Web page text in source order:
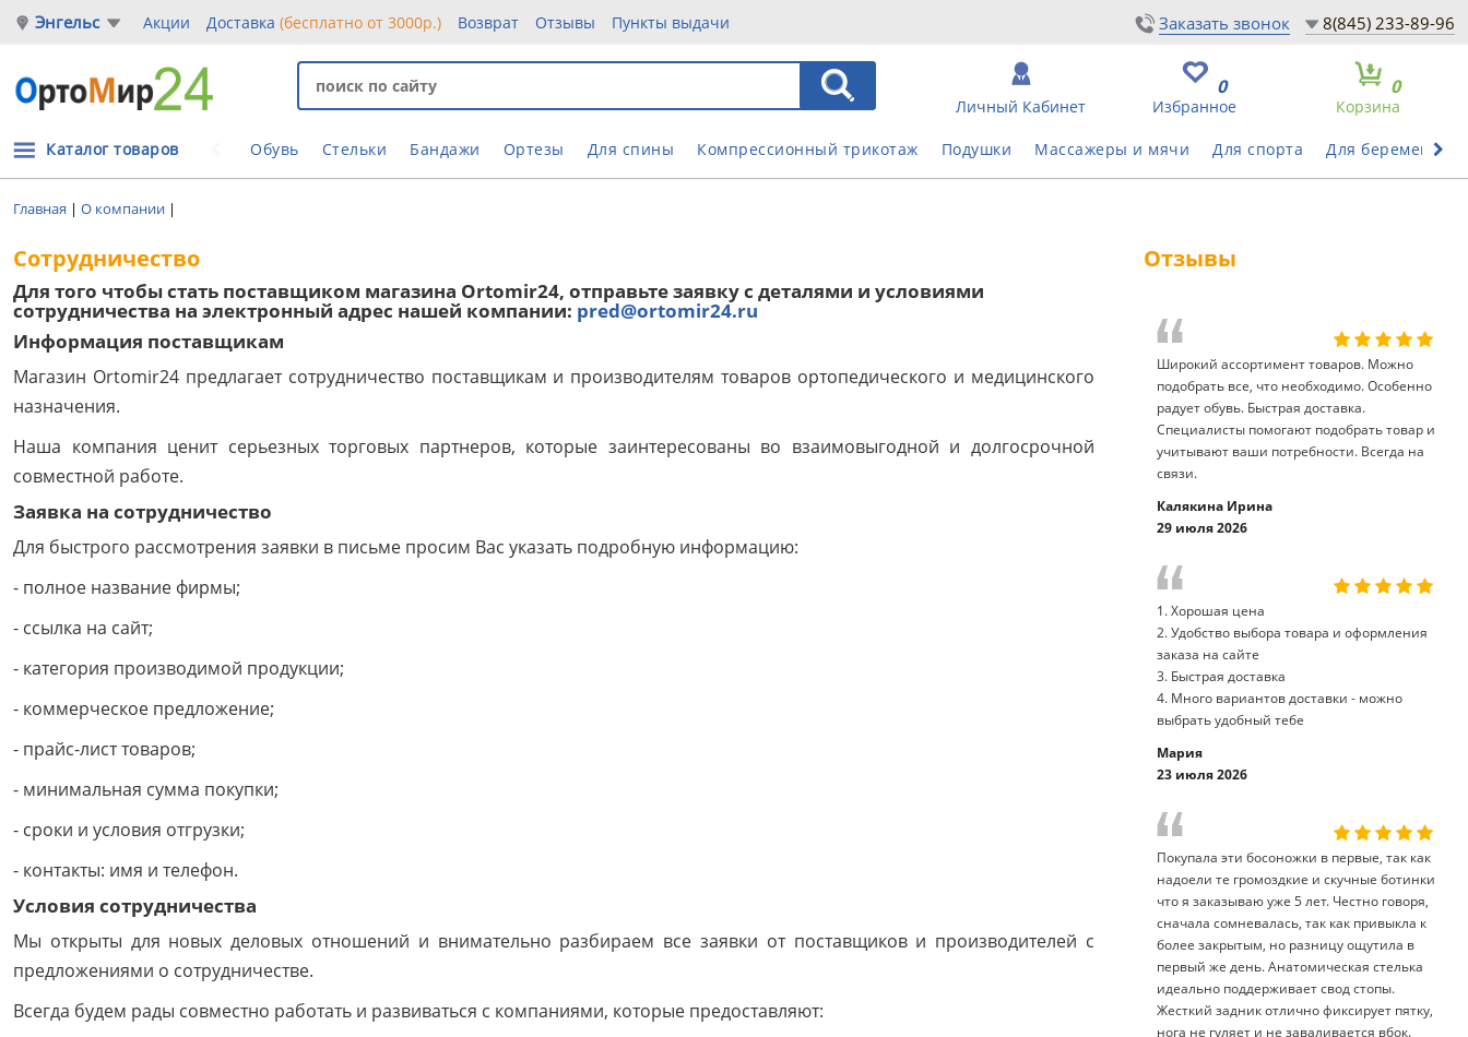
Энгельс Акции Доставка(бесплатно от 3000р.) Возврат Отзывы Пункты выдачи Заказать звонок 8(845) 233-89-96
Корзина
0
Избранное
0
Личный Кабинет
Обувь Стельки Бандажи Ортезы Для спины Компрессионный трикотаж Подушки Массажеры и мячи Для спорта Для беременных
Каталог товаров
Главная | О компании |
Сотрудничество
Для того чтобы стать поставщиком магазина Ortomir24, отправьте заявку с деталями и условиями
сотрудничества на электронный адрес нашей компании: pred@ortomir24.ru
Информация поставщикам
Магазин Ortomir24 предлагает сотрудничество поставщикам и производителям товаров ортопедического и медицинского
назначения.
Наша компания ценит серьезных торговых партнеров, которые заинтересованы во взаимовыгодной и долгосрочной
совместной работе.
Заявка на сотрудничество
Для быстрого рассмотрения заявки в письме просим Вас указать подробную информацию:
- полное название фирмы;
- ссылка на сайт;
- категория производимой продукции;
- коммерческое предложение;
- прайс-лист товаров;
- минимальная сумма покупки;
- сроки и условия отгрузки;
- контакты: имя и телефон.
Условия сотрудничества
Мы открыты для новых деловых отношений и внимательно разбираем все заявки от поставщиков и производителей с
предложениями о сотрудничестве.
Всегда будем рады совместно работать и развиваться с компаниями, которые предоставляют:
Отзывы
Широкий ассортимент товаров. Можно
подобрать все, что необходимо. Особенно
радует обувь. Быстрая доставка.
Специалисты помогают подобрать товар и
учитывают ваши потребности. Всегда на
связи.
Калякина Ирина
29 июля 2026
1. Хорошая цена
2. Удобство выбора товара и оформления
заказа на сайте
3. Быстрая доставка
4. Много вариантов доставки - можно
выбрать удобный тебе
Мария
23 июля 2026
Покупала эти босоножки в первые, так как
надоели те громоздкие и скучные ботинки
что я заказываю уже 5 лет. Честно говоря,
сначала сомневалась, так как привыкла к
более закрытым, но разницу ощутила в
первый же день. Анатомическая стелька
идеально поддерживает свод стопы.
Жесткий задник отлично фиксирует пятку,
нога не гуляет и не заваливается вбок.